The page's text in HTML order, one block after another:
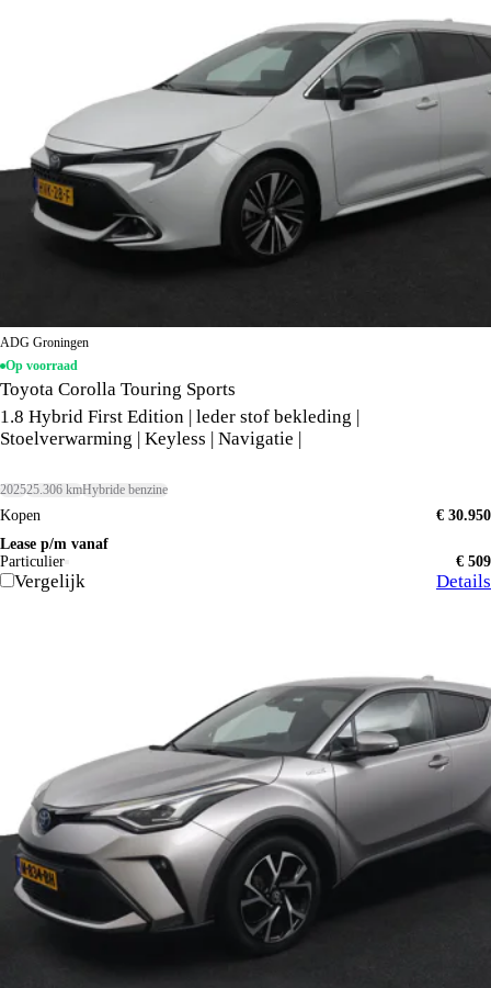
ADG Groningen
Op voorraad
Toyota Corolla Touring Sports
1.8 Hybrid First Edition | leder stof bekleding |
Stoelverwarming | Keyless | Navigatie |
202525.306 kmHybride benzine
Kopen
€ 30.950
Lease p/m vanaf
Particulier
€ 509
Vergelijk Details